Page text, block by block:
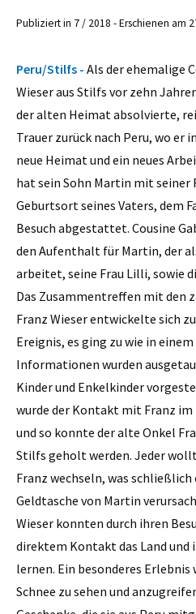
Publiziert in 7 / 2018 - Erschienen am
Peru/Stilfs - Als der ehemalige
Wieser aus Stilfs vor zehn
der alten Heimat absolvierte,
Trauer zurück nach Peru, wo er
neue Heimat und ein neues
hat sein Sohn Martin mit seiner
Geburtsort seines Vaters, dem
Besuch abgestattet. Cousine
den Aufenthalt für Martin, der
arbeitet, seine Frau Lilli, sowie
Das Zusammentreffen mit den
Franz Wieser entwickelte sich
Ereignis, es ging zu wie in
Informationen wurden
Kinder und Enkelkinder
wurde der Kontakt mit Franz
und so konnte der alte Onkel
Stilfs geholt werden. Jeder
Franz wechseln, was
Geldtasche von Martin
Wieser konnten durch ihren
direktem Kontakt das Land und
lernen. Ein besonderes Erlebnis
Schnee zu sehen und